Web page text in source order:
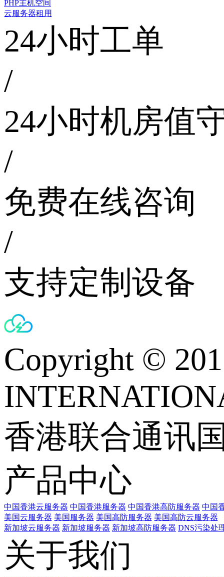
PHP主机空间
云服务器租用
24小时工单
/
24小时机房值
/
免费在线咨询
/
支持定制设备
Copyright ©
香港联合通讯
产品中心
中国香港云服务器 中国香港服务器 中国香港高防服务器 中国
美国云服务器 美国服务器 美国高防服务器 美国高防云服务器
新加坡云服务器 新加坡服务器 新加坡高防服务器 DNS污染处
关于我们